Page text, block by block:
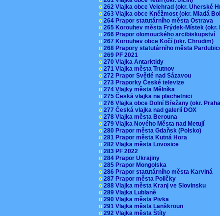
o 262 Vlajka obce Velehrad (okr. Uherské
o 263 Vlajka obce Kněžmost (okr. Mladá
o 264 Prapor statutárního města Ostrava
o 265 Korouhev města Frýdek-Místek
o 266 Prapor olomouckého arcibiskupství
o 267 Korouhev obce Kočí (okr. Chrudim)
o 268 Prapory statutárního města
o 269 PF 2021
o 270 Vlajka Antarktidy
o 271 Vlajka města Trutnov
o 272 Prapor Světlé nad Sázavou
o 273 Praporky České televize
o 274 Vlajky města Mělníka
o 275 Česká vlajka na plachetnici
o 276 Vlajka obce Dolní Břežany (okr.
o 277 Česká vlajka nad galerií DOX
o 278 Vlajka města Berouna
o 279 Vlajka Nového Města nad Metují
o 280 Prapor města Gdaňsk (Polsko)
o 281 Prapor města Kutná Hora
o 282 Vlajka města Lovosice
o 283 PF 2022
o 284 Prapor Ukrajiny
o 285 Prapor Mongolska
o 286 Prapor statutárního města Karviná
o 287 Prapor města Poličky
o 288 Vlajka města Kranj ve Slovinsku
o 289 Vlajka Lublaně
o 290 Vlajka města Pivka
o 291 Vlajka města Lanškroun
o 292 Vlajka města Štíty